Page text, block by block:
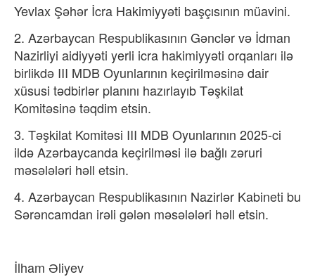
Yevlax Şəhər İcra Hakimiyyəti başçısının müavini.
2. Azərbaycan Respublikasının Gənclər və İdman
Nazirliyi aidiyyəti yerli icra hakimiyyəti orqanları ilə
birlikdə III MDB Oyunlarının keçirilməsinə dair
xüsusi tədbirlər planını hazırlayıb Təşkilat
Komitəsinə təqdim etsin.
3. Təşkilat Komitəsi III MDB Oyunlarının 2025-ci
ildə Azərbaycanda keçirilməsi ilə bağlı zəruri
məsələləri həll etsin.
4. Azərbaycan Respublikasının Nazirlər Kabineti bu
Sərəncamdan irəli gələn məsələləri həll etsin.
İlham Əliyev